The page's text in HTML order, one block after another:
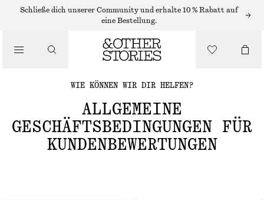
Schließe dich unserer Community und erhalte 10 % Rabatt auf
eine Bestellung.
WIE KÖNNEN WIR DIR HELFEN?
ALLGEMEINE
GESCHÄFTSBEDINGUNGEN FÜR
KUNDENBEWERTUNGEN